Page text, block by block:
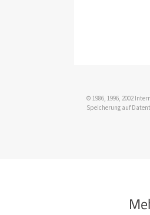
© 1986, 1996, 2002
Speicherung auf